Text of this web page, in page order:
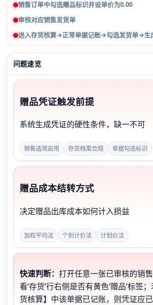
销售订单中勾选赠品标识并设单价为0.00
审核对应销售发货单
进入存货核算→正常单据记账→勾选发货单→生
问题速览
赠品凭证触发前提
系统生成凭证的硬性条件，缺一不可
销售选项启用 存货档案合规 单据勾选标识
赠品成本结转方式
决定赠品出库成本如何计入损益
加权平均法 个别计价法 计划价法
快速判断： 打开任意一张已审核的销
看‘存货’行右侧是否有黄色‘赠品’标签
货核算】中该单据已记账，则凭证应